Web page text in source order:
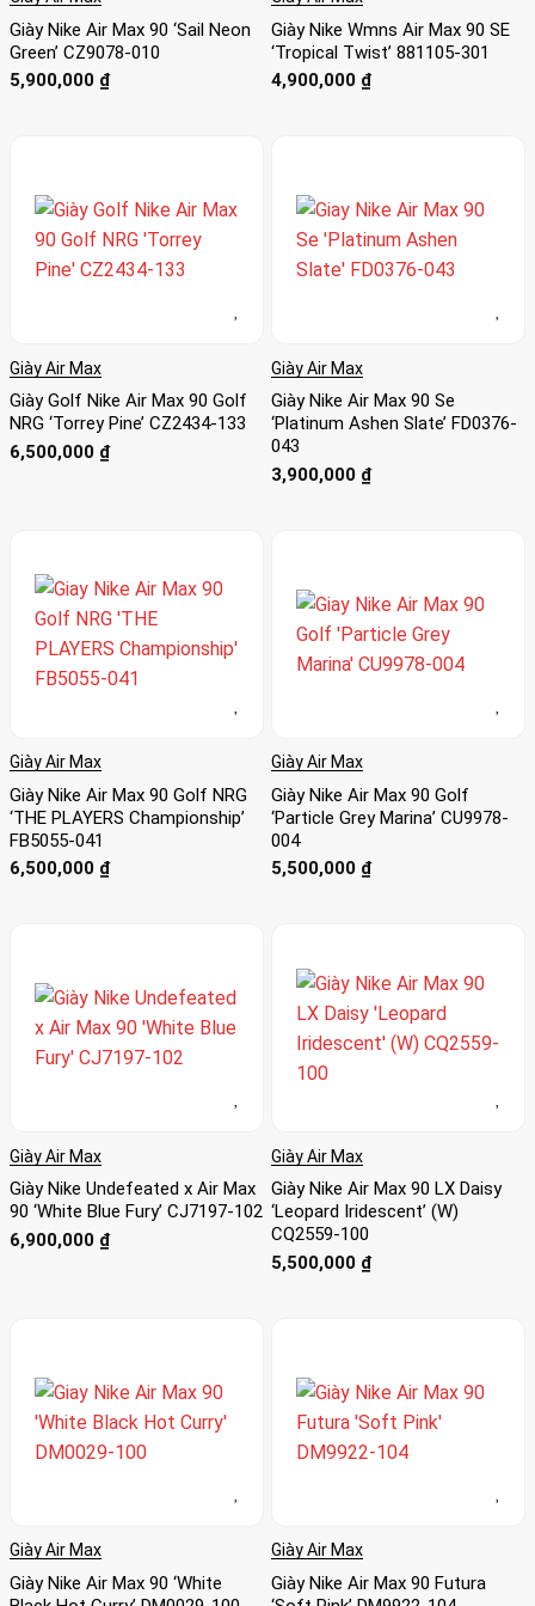
Giày Nike Air Max 90 ‘Sail Neon
Green’ CZ9078-010
5,900,000 ₫
Giày Nike Wmns Air Max 90 SE
‘Tropical Twist’ 881105-301
4,900,000 ₫
Giày Air Max
Giày Golf Nike Air Max 90 Golf
NRG ‘Torrey Pine’ CZ2434-133
6,500,000 ₫
Giày Air Max
Giày Nike Air Max 90 Se
‘Platinum Ashen Slate’ FD0376-
043
3,900,000 ₫
Giày Air Max
Giày Nike Air Max 90 Golf NRG
‘THE PLAYERS Championship’
FB5055-041
6,500,000 ₫
Giày Air Max
Giày Nike Air Max 90 Golf
‘Particle Grey Marina’ CU9978-
004
5,500,000 ₫
Giày Air Max
Giày Nike Undefeated x Air Max
90 ‘White Blue Fury’ CJ7197-102
6,900,000 ₫
Giày Air Max
Giày Nike Air Max 90 LX Daisy
‘Leopard Iridescent’ (W)
CQ2559-100
5,500,000 ₫
Giày Air Max
Giày Nike Air Max 90 ‘White
Giày Air Max
Giày Nike Air Max 90 Futura